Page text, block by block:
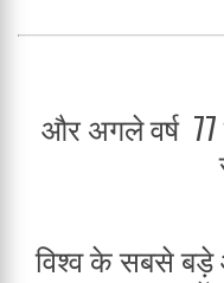
और अगले वर्ष 77
विश्व के सबसे बड़े